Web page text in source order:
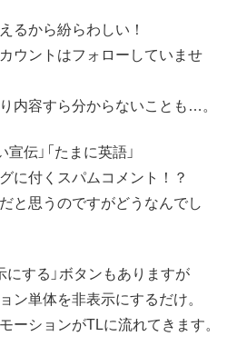
るから紛らわしい！
ウントはフォローしていませ
内容すら分からないことも…。
宣伝」「たまに英語」
に付くスパムコメント！？
と思うのですがどうなんでし
にする」ボタンもありますが
ン単体を非表示にするだけ。
ーションがTLに流れてきます。